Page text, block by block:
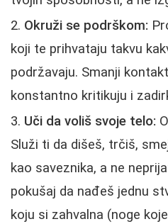
Okruži se podrškom:
koji te prihvataju takvu
podržavaju. Smanji
konstantno kritikuju i
Uči da voliš svoje telo:
Služi ti da dišeš, trčiš,
kao saveznika, a ne
pokušaj da nađeš jednu
koju si zahvalna (noge